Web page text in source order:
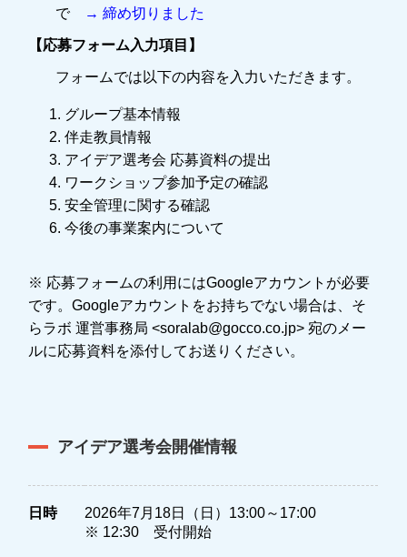
で
→ 締め切りました
【応募フォーム入力項目】
フォームでは以下の内容を入力いただきます。
グループ基本情報
伴走教員情報
アイデア選考会 応募資料の提出
ワークショップ参加予定の確認
安全管理に関する確認
今後の事業案内について
※ 応募フォームの利用にはGoogleアカウントが必要
です。Googleアカウントをお持ちでない場合は、そ
らラボ 運営事務局 <soralab@gocco.co.jp> 宛のメー
ルに応募資料を添付してお送りください。
アイデア選考会開催情報
日時
2026年7月18日（日）13:00～17:00
※ 12:30 受付開始